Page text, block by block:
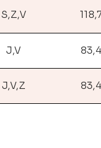
S,Z,V
J,V
J,V,Z